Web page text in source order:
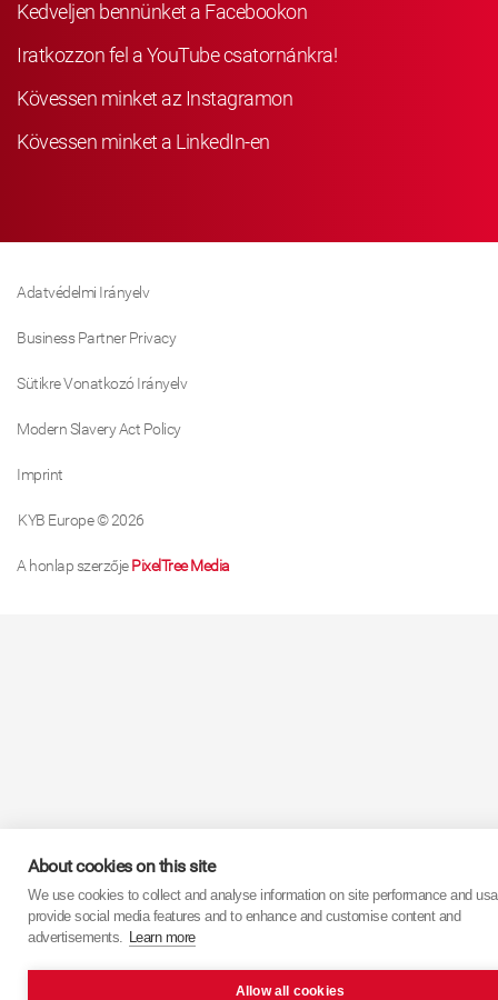
Kedveljen bennünket a Facebookon
Iratkozzon fel a YouTube csatornánkra!
Kövessen minket az Instagramon
Kövessen minket a LinkedIn-en
Adatvédelmi Irányelv
Business Partner Privacy
Sütikre Vonatkozó Irányelv
Modern Slavery Act Policy
Imprint
KYB Europe © 2026
A honlap szerzőjePixelTree Media
About cookies on this site
We use cookies to collect and analyse information on site performance and
provide social media features and to enhance and customise content and
advertisements. Learn more
Allow all cookies